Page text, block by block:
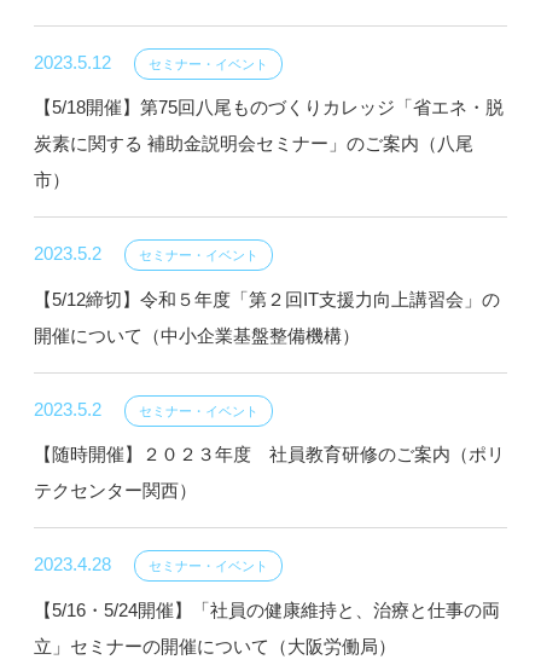
2023.5.12 セミナー・イベント
【5/18開催】第75回八尾ものづくりカレッジ「省エネ・脱
炭素に関する 補助金説明会セミナー」のご案内（八尾
市）
2023.5.2 セミナー・イベント
【5/12締切】令和５年度「第２回IT支援力向上講習会」の
開催について（中小企業基盤整備機構）
2023.5.2 セミナー・イベント
【随時開催】２０２３年度 社員教育研修のご案内（ポリ
テクセンター関西）
2023.4.28 セミナー・イベント
【5/16・5/24開催】「社員の健康維持と、治療と仕事の両
立」セミナーの開催について（大阪労働局）